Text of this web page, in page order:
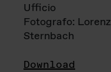
Ufficio
Fotografo: Lorenz
Sternbach
Download